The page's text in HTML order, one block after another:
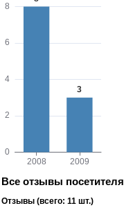
Все отзывы посетителя
Отзывы (всего: 11 шт.)